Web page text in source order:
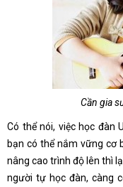
Cần gia
Có thể nói, việc học đàn
bạn có thể nắm vững cơ
nâng cao trình độ lên thì
người tự học đàn, càng